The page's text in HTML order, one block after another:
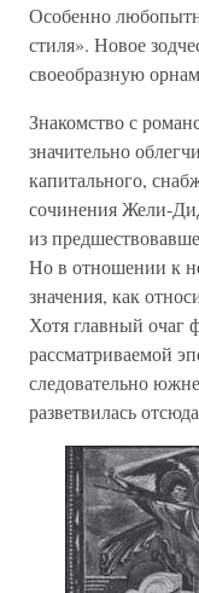
Особенно
стиля». Новое
своеобразную
Знакомство с
значительно
капитального,
сочинения Жели-
из
Но в отношении к
значения, как
Хотя главный очаг
рассматриваемой
следовательно
разветвилась